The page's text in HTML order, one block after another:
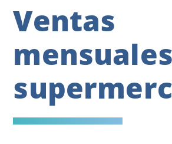
Ventas